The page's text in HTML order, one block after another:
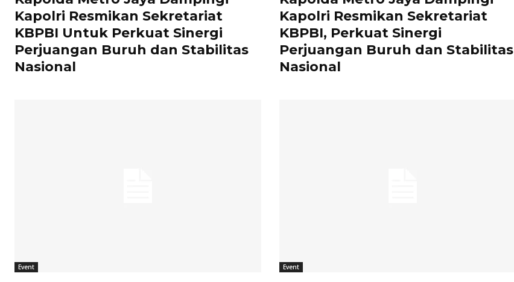
Kapolri Resmikan Sekretariat
KBPBI Untuk Perkuat Sinergi
Perjuangan Buruh dan Stabilitas
Nasional
Kapolri Resmikan Sekretariat
KBPBI, Perkuat Sinergi
Perjuangan Buruh dan Stabilitas
Nasional
Event Event